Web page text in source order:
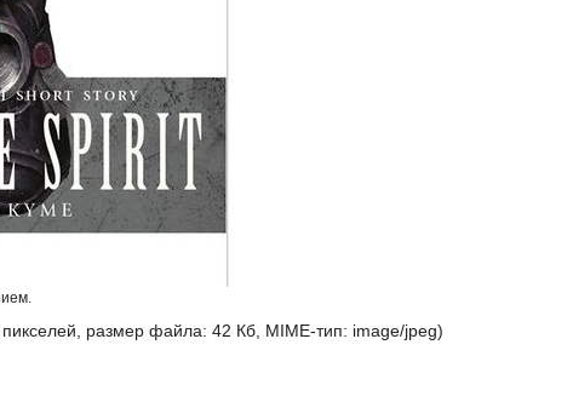
размер файла: 42 Кб, MIME-тип: image/jpeg)